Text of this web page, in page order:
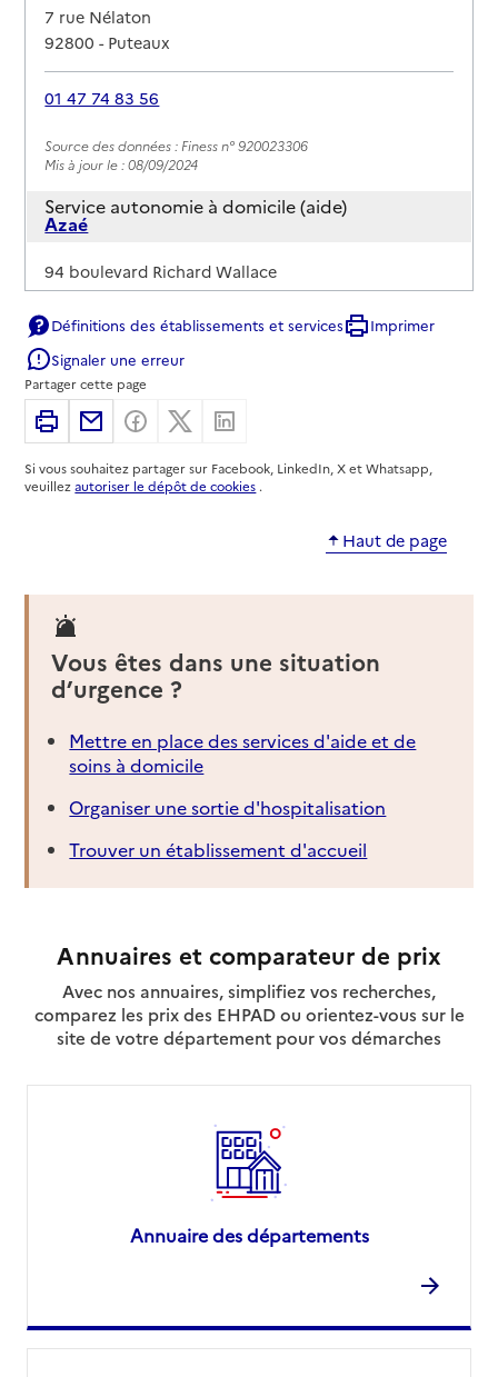
Adresse
7 rue Nélaton
92800-Puteaux
01 47 74 83 56
Source des données : Finess n° 920023306
Mis à jour le : 08/09/2024
Service autonomie à domicile (aide)
Azaé
Adresse
94 boulevard Richard Wallace
92800-Puteaux
01 85 60 58 70
Contact
Site internet
Rapport HAS
Dernier rapport d'évaluation de la qualité
Voir la fiche
Domidom services
Adresse
12 rue Jean Jaurès
92800-Puteaux
Site internet
Rapport HAS
Source des données : Finess n° 920036365
Mis à jour le : 08/09/2024
Service autonomie à domicile (aide)
92800-Puteaux
01 41 02 36 62
Contact
Source des données : Finess n° 920035417
Service autonomie à domicile (aide)
131 rue de la République
Puteaux
Site internet
Définitions des établissements et services
Imprimer
Signaler une erreur
Partager cette page
ImprimerPartager par email
Partager sur Facebook
Partager sur X
Si vous souhaitez partager sur Facebook, LinkedIn, X et Whatsapp,
veuillezautoriser le dépôt de cookies .
Haut de page
Vous êtes dans une situation
d’urgence ?
Mettre en place des services d'aide et de
soins à domicile
Organiser une sortie d'hospitalisation
Trouver un établissement d'accueil
Annuaires et comparateur de prix
Avec nos annuaires, simplifiez vos recherches,
comparez les prix des EHPAD ou orientez-vous sur le
site de votre département pour vos démarches
Annuaire des départements